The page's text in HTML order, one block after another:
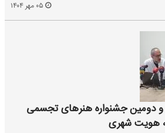
و دومین جشنواره هنرهای تجسمی
هویت شهری